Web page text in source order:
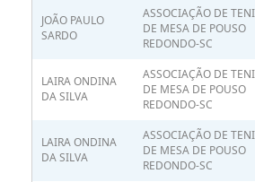
JOÃO PAULO
SARDO
ASSOCIAÇÃO DE
DE MESA DE POUSO
REDONDO-SC
LAIRA ONDINA
DA SILVA
ASSOCIAÇÃO DE
DE MESA DE POUSO
REDONDO-SC
LAIRA ONDINA
DA SILVA
ASSOCIAÇÃO DE
DE MESA DE POUSO
REDONDO-SC